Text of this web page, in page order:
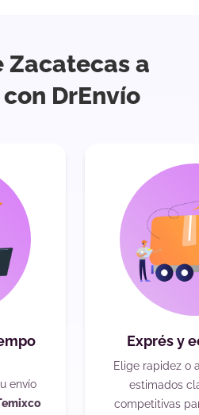
Zacatecas a
DrEnvío
envío
Exprés y
Elige rapidez o
estimados
competitivas